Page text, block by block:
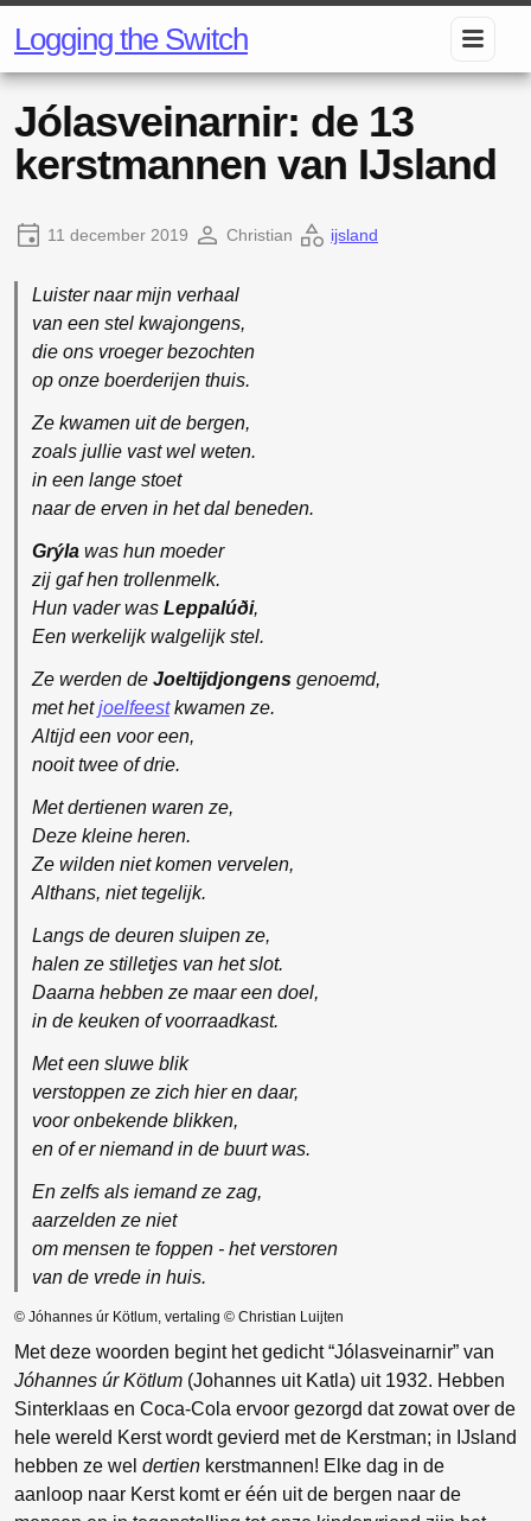
Logging the Switch
Jólasveinarnir: de 13
kerstmannen van IJsland
11 december 2019 Christian ijsland
Luister naar mijn verhaal
van een stel kwajongens,
die ons vroeger bezochten
op onze boerderijen thuis.
Ze kwamen uit de bergen,
zoals jullie vast wel weten.
in een lange stoet
naar de erven in het dal beneden.
Grýla was hun moeder
zij gaf hen trollenmelk.
Hun vader was Leppalúði,
Een werkelijk walgelijk stel.
Ze werden de Joeltijdjongens genoemd,
met hetjoelfeestkwamen ze.
Altijd een voor een,
nooit twee of drie.
Met dertienen waren ze,
Deze kleine heren.
Ze wilden niet komen vervelen,
Althans, niet tegelijk.
Langs de deuren sluipen ze,
halen ze stilletjes van het slot.
Daarna hebben ze maar een doel,
in de keuken of voorraadkast.
Met een sluwe blik
verstoppen ze zich hier en daar,
voor onbekende blikken,
en of er niemand in de buurt was.
En zelfs als iemand ze zag,
aarzelden ze niet
om mensen te foppen - het verstoren
van de vrede in huis.
© Jóhannes úr Kötlum, vertaling © Christian Luijten
Met deze woorden begint het gedicht “Jólasveinarnir” van
Jóhannes úr Kötlum (Johannes uit Katla) uit 1932. Hebben
Sinterklaas en Coca-Cola ervoor gezorgd dat zowat over de
hele wereld Kerst wordt gevierd met de Kerstman; in IJsland
hebben ze wel dertien kerstmannen! Elke dag in de
aanloop naar Kerst komt er één uit de bergen naar de